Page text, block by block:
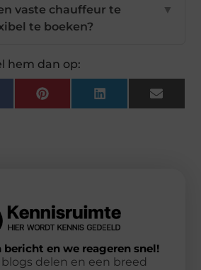
vaste chauffeur te
te boeken?
▼
hem dan op:
PinterestLinkedIn Email
bericht en we reageren snel!
delen en een breed